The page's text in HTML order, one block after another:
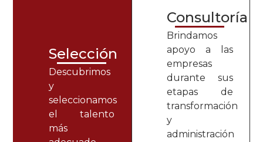
Selección
Descubrimos
y
seleccionamos
el talento
más
Consultoría
Brindamos
apoyo a las
empresas
durante sus
etapas de
transformación
y
administración